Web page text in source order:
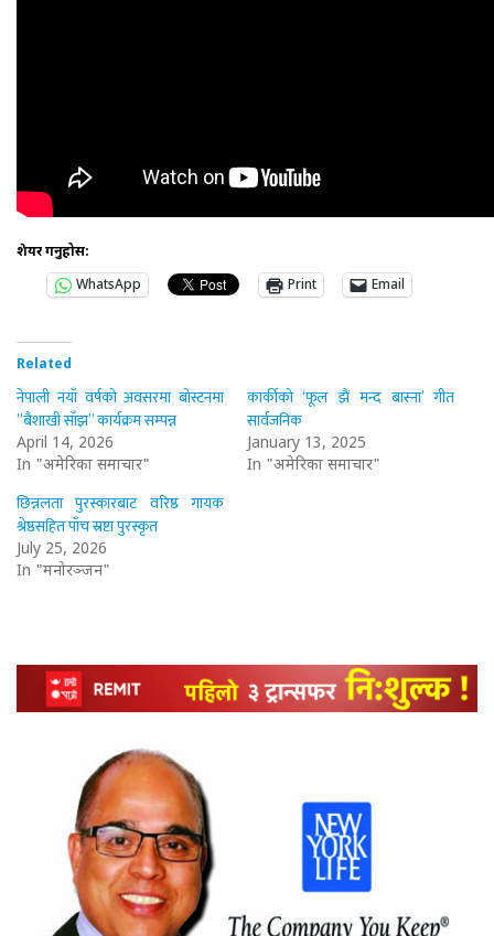
शेयर गर्नुहोस:
WhatsApp
Print Email
Related
नेपाली नयाँ वर्षको अवसरमा बोस्टनमा
”बैशाखी साँझ” कार्यक्रम सम्पन्न
April 14, 2026
In "अमेरिका समाचार"
कार्कीको ‘फूल झैं मन्द बास्ना’ गीत
सार्वजनिक
January 13, 2025
In "अमेरिका समाचार"
छिन्नलता पुरस्कारबाट वरिष्ठ गायक
श्रेष्ठसहित पाँच स्रष्टा पुरस्कृत
July 25, 2026
In "मनोरञ्जन"